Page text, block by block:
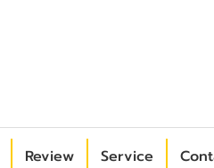
Review Service